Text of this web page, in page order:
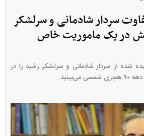
سردار شادمانی و سرلشکر
شده از سردار شادمانی و سرلشکر رشید را در